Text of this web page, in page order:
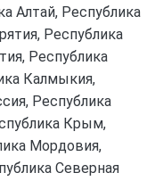
Алтай, Республика
Республика
Республика
Калмыкия,
Республика
Крым,
Мордовия,
Северная